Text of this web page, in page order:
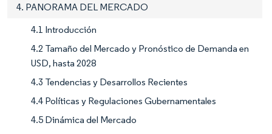
4. PANORAMA DEL MERCADO
4.1 Introducción
4.2 Tamaño del Mercado y Pronóstico de Demanda en
USD, hasta 2028
4.3 Tendencias y Desarrollos Recientes
4.4 Políticas y Regulaciones Gubernamentales
4.5 Dinámica del Mercado